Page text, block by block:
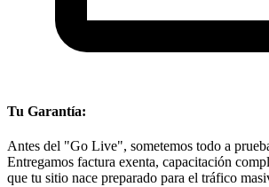
Tu Garantía:
Antes del "Go Live", sometemos todo a
Entregamos factura exenta, capacitación
que tu sitio nace preparado para el tráfico